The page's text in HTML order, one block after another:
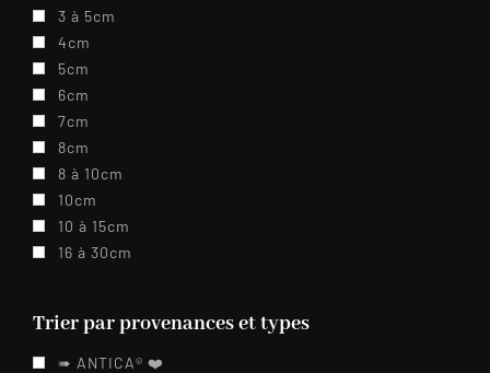
3 à 5cm
4cm
5cm
6cm
7cm
8cm
8 à 10cm
10cm
10 à 15cm
16 à 30cm
Trier par provenances et types
➠ ANTICA® ❤️️